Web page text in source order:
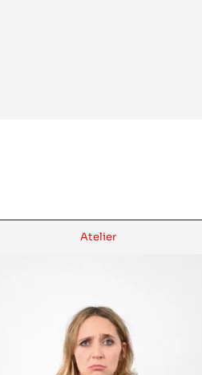
Atelier